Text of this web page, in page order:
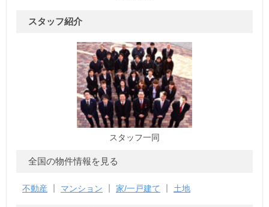
スタッフ紹介
スタッフ一同
全国の物件情報を見る
不動産 マンション 家/一戸建て 土地